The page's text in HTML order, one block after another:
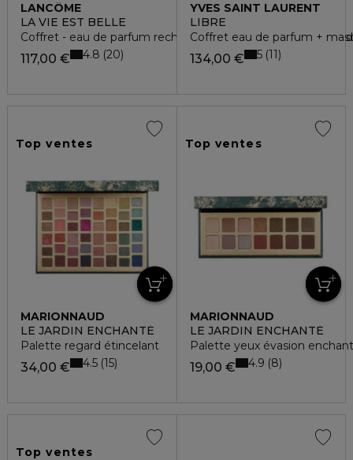
LANCÔME
LA VIE EST BELLE
Coffret - eau de parfum rechargeable 50ml + mascara lash
117,00 € 4.8 20
YVES SAINT LAURENT
LIBRE
Coffret eau de parfum +
134,00 € 5 11
Top ventes
MARIONNAUD
LE JARDIN ENCHANTÉ
Palette regard étincelant
34,00 € 4.5 15
Top ventes
MARIONNAUD
LE JARDIN ENCHANTÉ
Palette yeux évasion
19,00 € 4.9 8
Top ventes